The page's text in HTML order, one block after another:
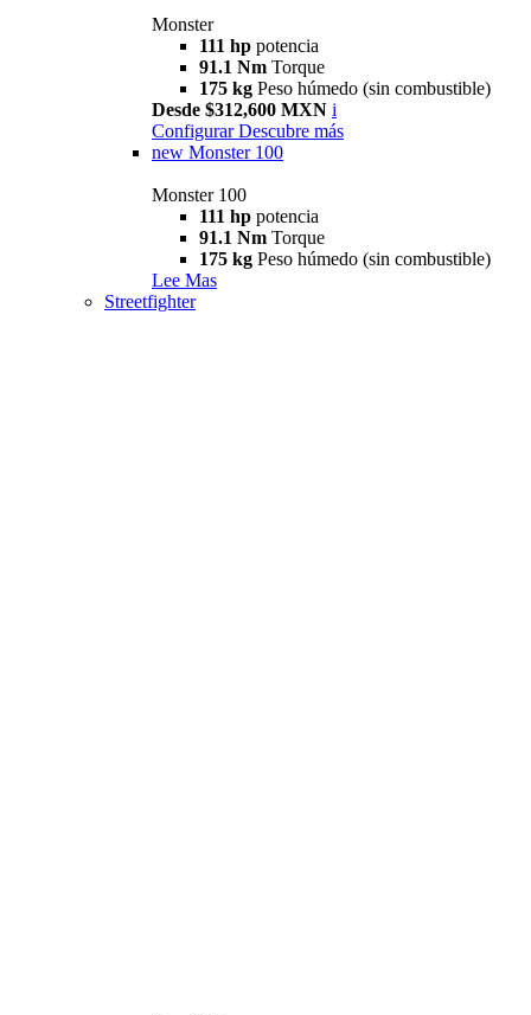
Monster
111 hp potencia
91.1 Nm Torque
175 kg Peso húmedo (sin combustible)
Desde $312,600 MXN i
Configurar Descubre más
new Monster 100
Monster 100
111 hp potencia
91.1 Nm Torque
175 kg Peso húmedo (sin combustible)
Lee Mas
Streetfighter